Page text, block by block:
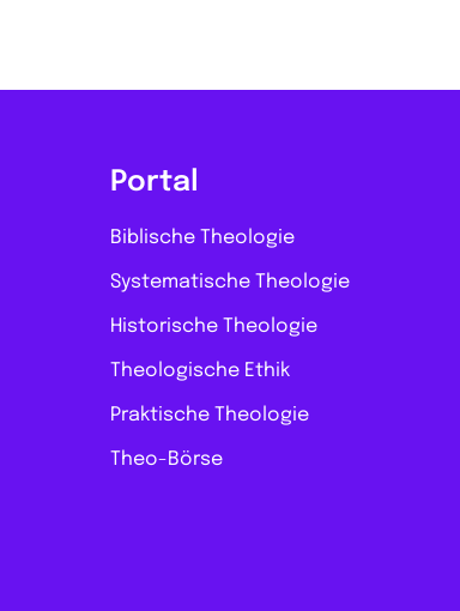
Portal
Biblische Theologie
Systematische Theologie
Historische Theologie
Theologische Ethik
Praktische Theologie
Theo-Börse